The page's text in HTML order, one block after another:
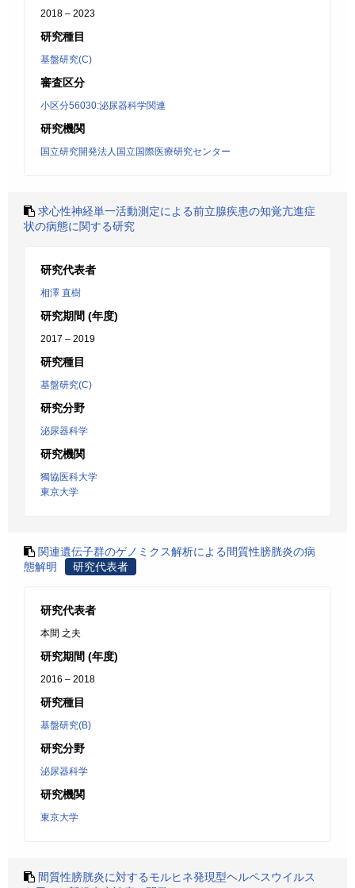
2018 – 2023
研究種目
基盤研究(C)
審査区分
小区分56030:泌尿器科学関連
研究機関
国立研究開発法人国立国際医療研究センター
求心性神経単一活動測定による前立腺疾患の知覚亢進症
状の病態に関する研究
研究代表者
相澤 直樹
研究期間 (年度)
2017 – 2019
研究種目
基盤研究(C)
研究分野
泌尿器科学
研究機関
獨協医科大学
東京大学
関連遺伝子群のゲノミクス解析による間質性膀胱炎の病
態解明
研究代表者
研究代表者
本間 之夫
研究期間 (年度)
2016 – 2018
研究種目
基盤研究(B)
研究分野
泌尿器科学
研究機関
東京大学
間質性膀胱炎に対するモルヒネ発現型ヘルペスウイルス